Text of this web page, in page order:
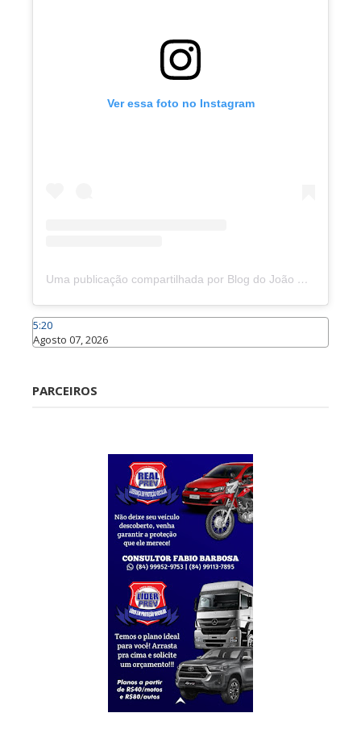
Ver essa foto no Instagram
Uma publicação compartilhada por Blog do João Marcolino (@joaomarcolinoneto)
5:20
Agosto 07, 2026
PARCEIROS